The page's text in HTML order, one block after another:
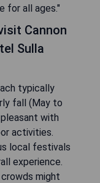
for all ages."
Cannon
Sulla
typically
fall (May to
with
activities.
local festivals
experience.
might